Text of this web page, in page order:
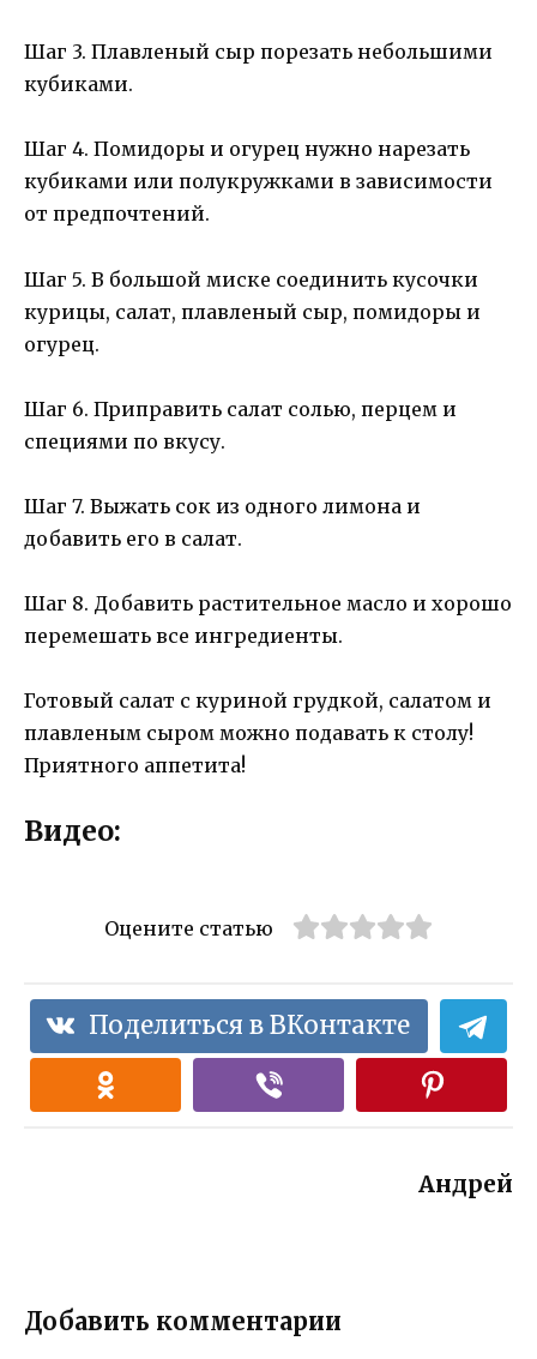
Шаг 3. Плавленый сыр порезать небольшими
кубиками.
Шаг 4. Помидоры и огурец нужно нарезать
кубиками или полукружками в зависимости
от предпочтений.
Шаг 5. В большой миске соединить кусочки
курицы, салат, плавленый сыр, помидоры и
огурец.
Шаг 6. Приправить салат солью, перцем и
специями по вкусу.
Шаг 7. Выжать сок из одного лимона и
добавить его в салат.
Шаг 8. Добавить растительное масло и хорошо
перемешать все ингредиенты.
Готовый салат с куриной грудкой, салатом и
плавленым сыром можно подавать к столу!
Приятного аппетита!
Видео:
Оцените статью
Поделиться в ВКонтакте
Андрей
Добавить комментарии